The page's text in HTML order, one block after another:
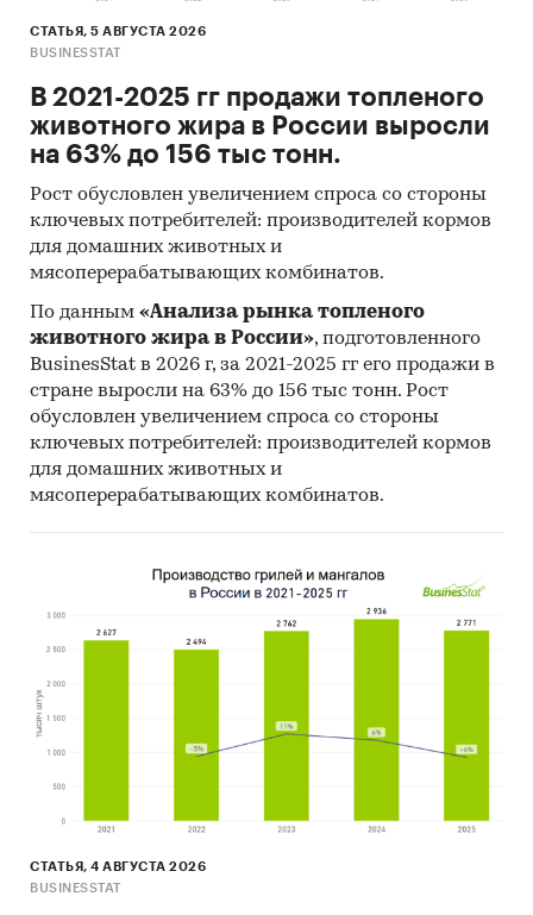
является Турция (более 27%), ведущий
TECHNIK GMBH & CO. KG
- В импорте наибольшую долю занимает
сегмент low-priced с долей 54,7%, основные
поставки сегмента из стран: Польша, Бельгия,
США. Сегмент high-priced представлен долей в
17,7% преимущественно из стран: Германия,
США, Италия.
- Большую часть продукции российских
экспортеров покупает Грузия (более 37%),
крупнейший покупатель - ООО `ПРЕЗЕНТ`
Данные игроков ВЭД:
Также в исследовании представлена
информация об участниках ВЭД с объемами
поставок:
- Рейтинг ведущих российских экспортеров и
зарубежных покупателей
Единицы измерения:
рассчитаны в тоннах, стоимостные - в
долларах и рублях
Категории: Россия
СТАТЬЯ, 5 АВГУСТА 2026
BUSINESSTAT
В 2021-2025 гг продажи топленого
животного жира в России выросли
на 63% до 156 тыс тонн.
Рост обусловлен увеличением спроса со стороны
ключевых потребителей: производителей кормов
для домашних животных и
мясоперерабатывающих комбинатов.
По данным «Анализа рынка топленого
животного жира в России», подготовленного
BusinesStat в 2026 г, за 2021-2025 гг его продажи в
стране выросли на 63% до 156 тыс тонн. Рост
обусловлен увеличением спроса со стороны
ключевых потребителей: производителей кормов
для домашних животных и
мясоперерабатывающих комбинатов.
СТАТЬЯ, 4 АВГУСТА 2026
BUSINESSTAT